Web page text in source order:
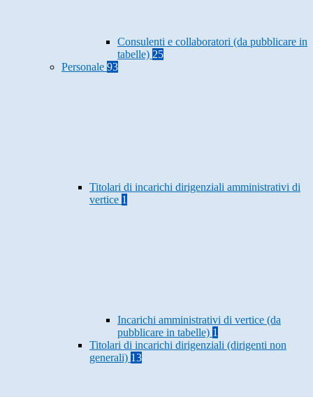
Consulenti e collaboratori (da pubblicare in
tabelle) 25
Personale 93
Titolari di incarichi dirigenziali amministrativi di
vertice 1
Incarichi amministrativi di vertice (da
pubblicare in tabelle) 1
Titolari di incarichi dirigenziali (dirigenti non
generali) 13